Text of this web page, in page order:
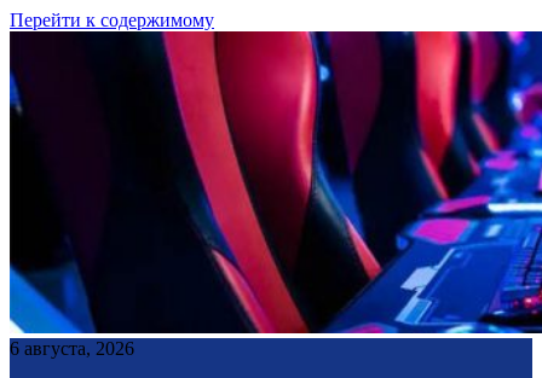
Перейти к содержимому
6 августа, 2026